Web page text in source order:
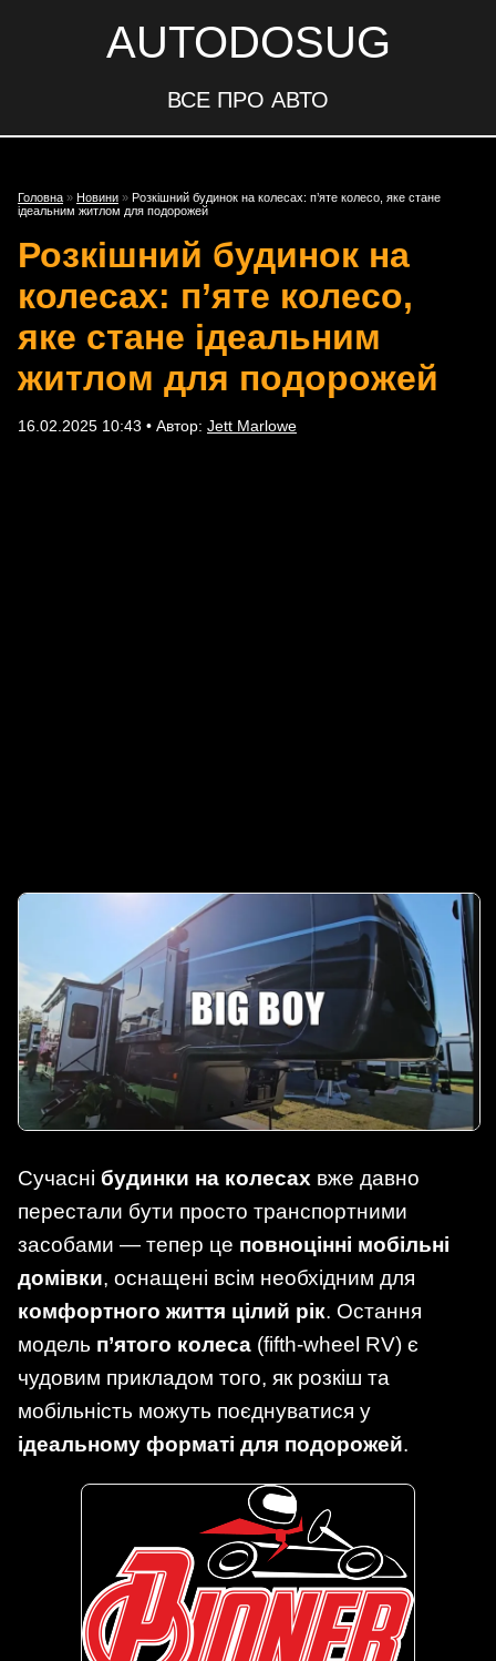
AUTODOSUG
ВСЕ ПРО АВТО
Головна » Новини » Розкішний будинок на колесах: п’яте колесо, яке стане
ідеальним житлом для подорожей
Розкішний будинок на
колесах: п’яте колесо,
яке стане ідеальним
житлом для подорожей
16.02.2025 10:43 • Автор: Jett Marlowe
Сучасні будинки на колесах вже давно
перестали бути просто транспортними
засобами — тепер це повноцінні мобільні
домівки, оснащені всім необхідним для
комфортного життя цілий рік. Остання
модель п’ятого колеса (fifth-wheel RV) є
чудовим прикладом того, як розкіш та
мобільність можуть поєднуватися у
ідеальному форматі для подорожей.